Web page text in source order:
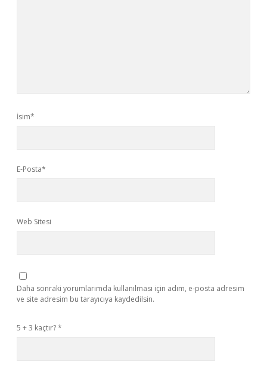
İsim*
E-Posta*
Web Sitesi
Daha sonraki yorumlarımda kullanılması için adım, e-posta adresim
ve site adresim bu tarayıcıya kaydedilsin.
5 + 3 kaçtır?*